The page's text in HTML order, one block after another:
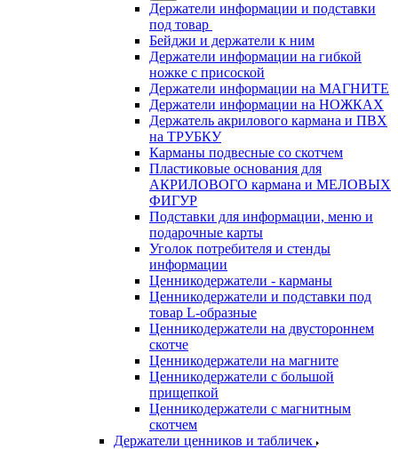
Держатели информации и подставки
под товар
Бейджи и держатели к ним
Держатели информации на гибкой
ножке с присоской
Держатели информации на МАГНИТЕ
Держатели информации на НОЖКАХ
Держатель акрилового кармана и ПВХ
на ТРУБКУ
Карманы подвесные со скотчем
Пластиковые основания для
АКРИЛОВОГО кармана и МЕЛОВЫХ
ФИГУР
Подставки для информации, меню и
подарочные карты
Уголок потребителя и стенды
информации
Ценникодержатели - карманы
Ценникодержатели и подставки под
товар L-образные
Ценникодержатели на двустороннем
скотче
Ценникодержатели на магните
Ценникодержатели с большой
прищепкой
Ценникодержатели с магнитным
скотчем
Держатели ценников и табличек